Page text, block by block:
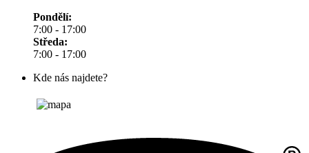
Pondělí:
7:00 - 17:00
Středa:
7:00 - 17:00
Kde nás najdete?